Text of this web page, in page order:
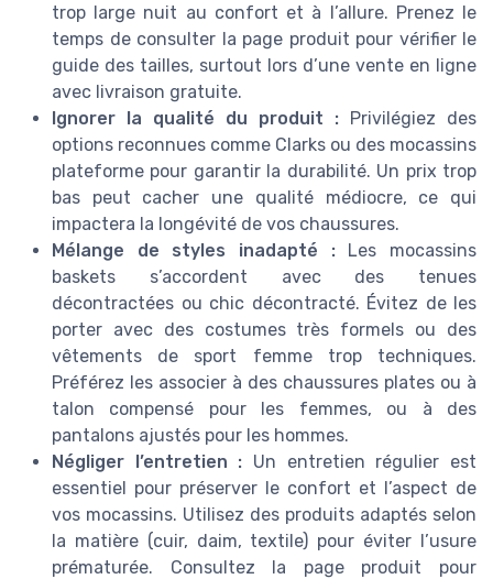
trop large nuit au confort et à l’allure. Prenez le
temps de consulter la page produit pour vérifier le
guide des tailles, surtout lors d’une vente en ligne
avec livraison gratuite.
Ignorer la qualité du produit : Privilégiez des
options reconnues comme Clarks ou des mocassins
plateforme pour garantir la durabilité. Un prix trop
bas peut cacher une qualité médiocre, ce qui
impactera la longévité de vos chaussures.
Mélange de styles inadapté :Les mocassins
baskets s’accordent avec des tenues
décontractées ou chic décontracté. Évitez de les
porter avec des costumes très formels ou des
vêtements de sport femme trop techniques.
Préférez les associer à des chaussures plates ou à
talon compensé pour les femmes, ou à des
pantalons ajustés pour les hommes.
Négliger l’entretien : Un entretien régulier est
essentiel pour préserver le confort et l’aspect de
vos mocassins. Utilisez des produits adaptés selon
la matière (cuir, daim, textile) pour éviter l’usure
prématurée. Consultez la page produit pour